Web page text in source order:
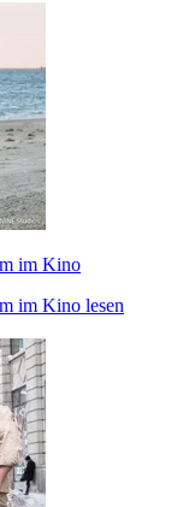
im Kino
im Kino lesen